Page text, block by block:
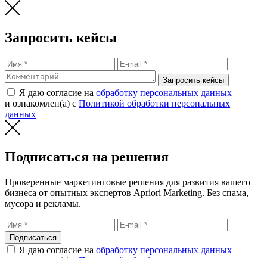
Запросить кейсы
Запросить кейсы
Я даю согласие на обработку персональных данных
и ознакомлен(а) с Политикой обработки персональных
данных
Подписаться на решения
Проверенные маркетинговые решения для развития вашего
бизнеса от опытных экспертов Apriori Marketing. Без спама,
мусора и рекламы.
Подписаться
Я даю согласие на обработку персональных данных